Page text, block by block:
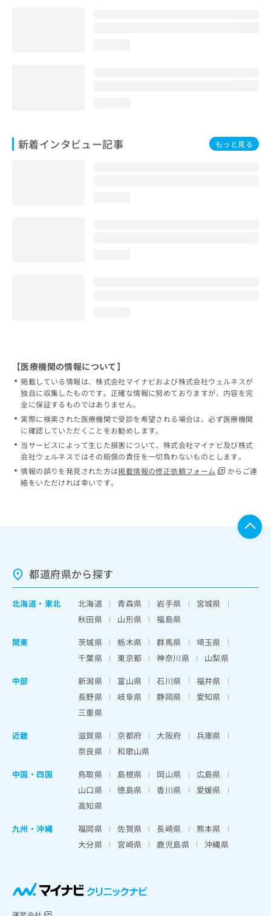
新着インタビュー記事 もっと見る
【医療機関の情報について】
掲載している情報は、株式会社マイナビおよび株式会社ウェルネスが
独自に収集したものです。正確な情報に努めておりますが、内容を完
全に保証するものではありません。
実際に検索された医療機関で受診を希望される場合は、必ず医療機関
に確認していただくことをお勧めします。
当サービスによって生じた損害について、株式会社マイナビ及び株式
会社ウェルネスではその賠償の責任を一切負わないものとします。
情報の誤りを発見された方は掲載情報の修正依頼フォーム
からご連
絡をいただければ幸いです。
都道府県から探す
北海道 ・ 東北 北海道 青森県 岩手県
宮城県
秋田県
山形県
福島県
関東
茨城県 栃木県 群馬県
埼玉県
千葉県
東京都 神奈川県
山梨県
中部
新潟県 富山県 石川県
福井県
長野県
岐阜県 静岡県
愛知県
三重県
近畿
滋賀県 京都府 大阪府
兵庫県
奈良県
和歌山県
中国・四国
鳥取県 島根県 岡山県
広島県
山口県
徳島県 香川県
愛媛県
高知県
九州・沖縄
福岡県 佐賀県 長崎県
熊本県
大分県
宮崎県 鹿児島県 沖縄県